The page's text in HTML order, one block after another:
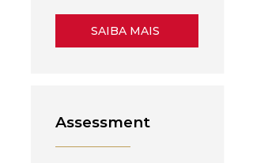
SAIBA MAIS
Assessment